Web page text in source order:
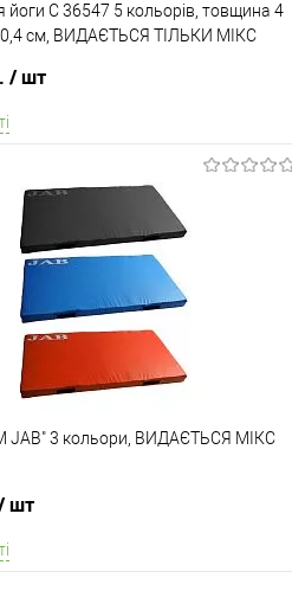
Новою поштою протягом 2-5 днів
передоплати (упаковку оплачує
або малюнком (див. фото), колір та
йоги С 36547 5 кольорів, товщина 4
см, ВИДАЄТЬСЯ ТІЛЬКИ МІКС
/ шт
Порівняння
Новою поштою протягом 2-5 днів
передоплати (упаковку оплачує
або малюнком (див. фото), колір та
JAB" 3 кольори, ВИДАЄТЬСЯ МІКС
шт